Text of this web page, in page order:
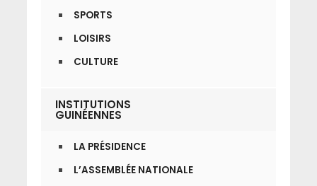
SPORTS
LOISIRS
CULTURE
INSTITUTIONS
GUINÉENNES
LA PRÉSIDENCE
L’ASSEMBLÉE NATIONALE